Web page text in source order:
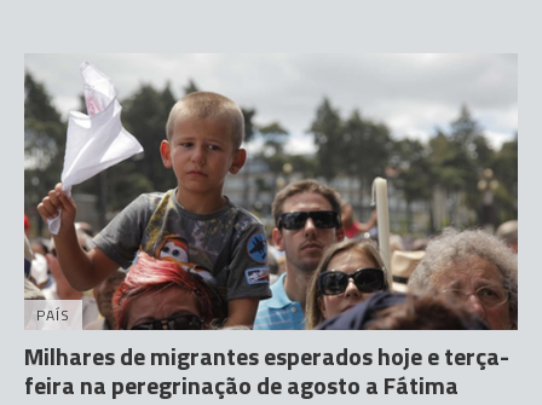
PAÍS
Milhares de migrantes esperados hoje e terça-
feira na peregrinação de agosto a Fátima